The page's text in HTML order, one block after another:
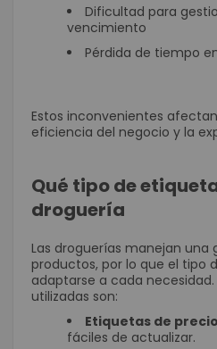
Dificultad para
vencimiento
Pérdida de tiempo
Estos inconvenientes
eficiencia del negocio y la
Qué tipo de
droguería
Las droguerías manejan una
productos, por lo que el tipo
adaptarse a cada
utilizadas son:
Etiquetas de
fáciles de actualizar.